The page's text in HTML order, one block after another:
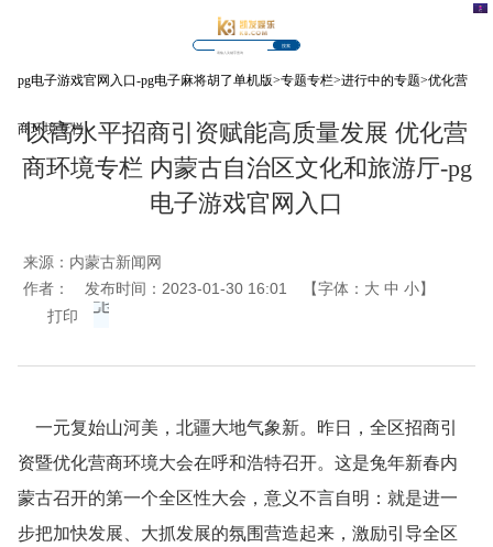
搜索
pg电子游戏官网入口-pg电子麻将胡了单机版>专题专栏>进行中的专题>优化营
商环境专栏
以高水平招商引资赋能高质量发展 优化营
商环境专栏 内蒙古自治区文化和旅游厅-pg
电子游戏官网入口
来源： 内蒙古新闻网
作者：
发布时间：2023-01-30 16:01 【字体： 大 中 小】
打印
一元复始山河美，北疆大地气象新。昨日，全区招商引
资暨优化营商环境大会在呼和浩特召开。这是兔年新春内
蒙古召开的第一个全区性大会，意义不言自明：就是进一
步把加快发展、大抓发展的氛围营造起来，激励引导全区